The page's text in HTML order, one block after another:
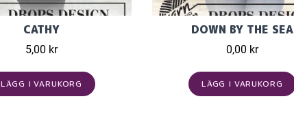
CATHY
5,00 kr
LÄGG I VARUKORG
DOWN BY THE SEA
0,00 kr
LÄGG I VARUKORG